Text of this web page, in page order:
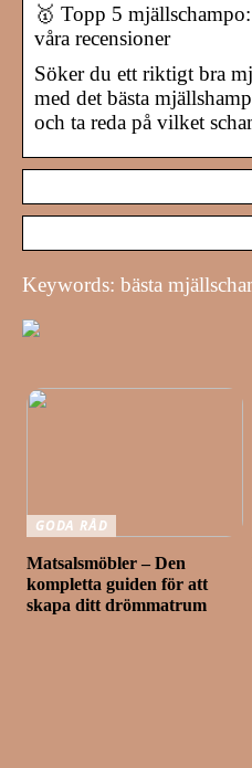
🥇 Topp 5
våra recensioner
Söker du ett riktigt bra
med det bästa
och ta reda på vilket
Keywords: bästa
GODA RÅD
Matsalsmöbler – Den
kompletta guiden för att
skapa ditt drömmatrum